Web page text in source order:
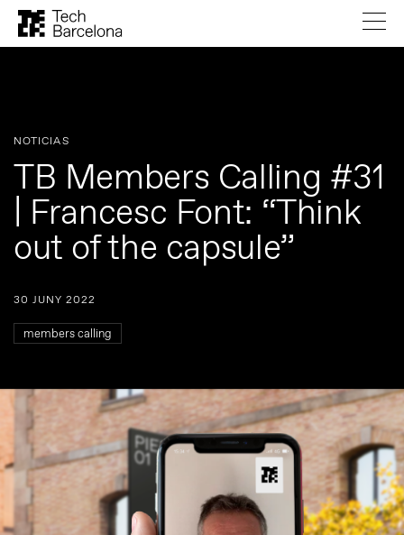
NOTICIAS
TB Members Calling #31
| Francesc Font: “Think
out of the capsule”
30 JUNY 2022
members calling